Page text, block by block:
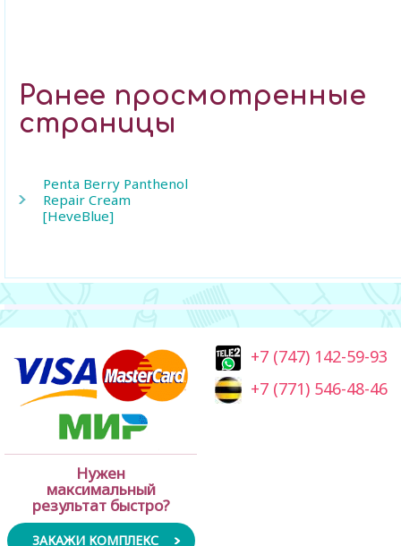
Ранее просмотренные
страницы
Penta Berry Panthenol
Repair Cream
[HeveBlue]
Нужен
максимальный
результат быстро?
ЗАКАЖИ КОМПЛЕКС
+7 (747) 142-59-93
+7 (771) 546-48-46